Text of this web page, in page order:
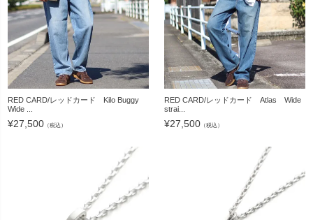
RED CARD/レッドカード Kilo Buggy
Wide ...
¥27,500 （税込）
RED CARD/レッドカード Atlas Wide
strai...
¥27,500 （税込）